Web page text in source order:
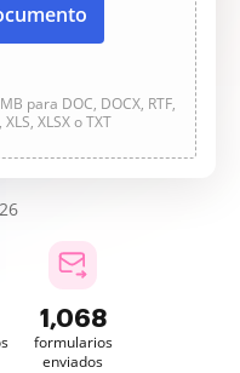
para DOC, DOCX, RTF,
XLS, XLSX o TXT
1,068
formularios
enviados